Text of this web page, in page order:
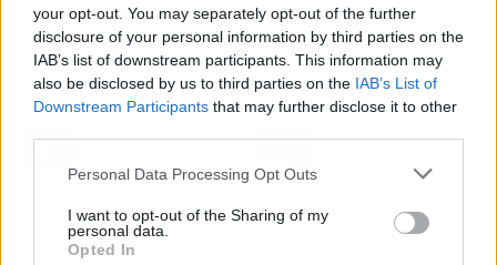
your opt-out. You may separately opt-out of the further
disclosure of your personal information by third parties on the
IAB’s list of downstream participants. This information may
also be disclosed by us to third parties on the IAB’s List of
Downstream Participants that may further disclose it to other
Personal Data Processing Opt Outs
I want to opt-out of the Sharing of my
personal data.
Opted In
salud y que el paso del tiempo no les genere
consecuencias en su cuerpo y autoestima.
Artículo anterior
Arancha Merino
Artículo siguiente
Golden Pop presenta el
Addams